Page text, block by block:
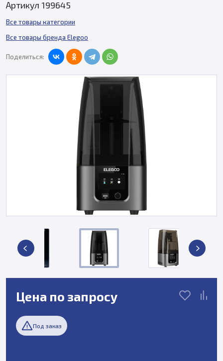
Артикул 199645
Все товары категории
Все товары бренда Elegoo
Поделиться:
Цена по запросу
Под заказ